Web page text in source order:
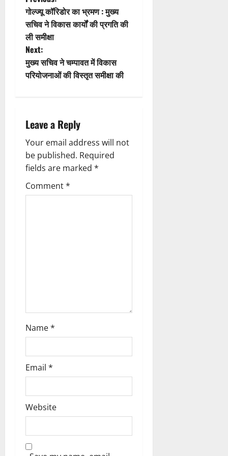
i
o
n
o
s
t
v
i
g
a
गोल्ज्यू कॉरिडोर का भ्रमण : मुख्य
सचिव ने विकास कार्यों की प्रगति की
ली समीक्षा
Next:
मुख्य सचिव ने चम्पावत में विकास
परियोजनाओं की विस्तृत समीक्षा की
Leave a Reply
Your email address will not
be published. Required
fields are marked *
Comment*
Name*
Email *
Website